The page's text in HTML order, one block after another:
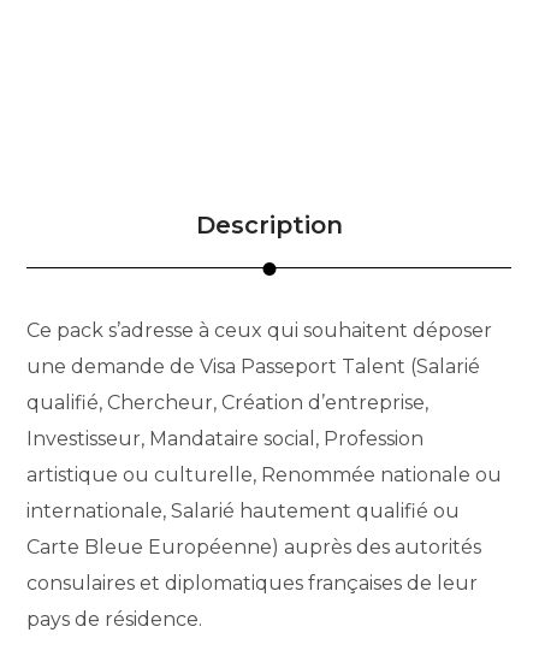
Description
Ce pack s’adresse à ceux qui souhaitent déposer
une demande de Visa Passeport Talent (Salarié
qualifié, Chercheur, Création d’entreprise,
Investisseur, Mandataire social, Profession
artistique ou culturelle, Renommée nationale ou
internationale, Salarié hautement qualifié ou
Carte Bleue Européenne) auprès des autorités
consulaires et diplomatiques françaises de leur
pays de résidence.